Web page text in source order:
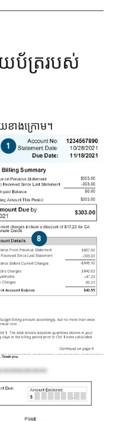
យប័ត្ររបស់
ខាងក្រោម។